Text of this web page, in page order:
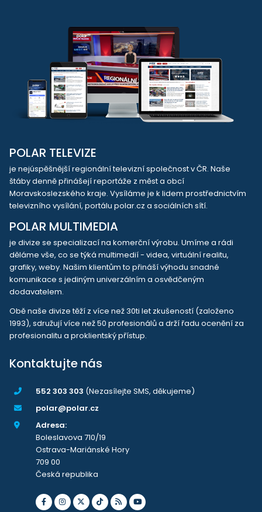
POLAR TELEVIZE
je nejúspěšnější regionální televizní společnost v ČR. Naše
štáby denně přinášejí reportáže z měst a obcí
Moravskoslezského kraje. Vysíláme je k lidem prostřednictvím
televizního vysílání, portálu polar.cz a sociálních sítí.
POLAR MULTIMEDIA
je divize se specializací na komerční výrobu. Umíme a rádi
děláme vše, co se týká multimedií - videa, virtuální realitu,
grafiky, weby. Našim klientům to přináší výhodu snadné
komunikace s jediným univerzálním a osvědčeným
dodavatelem.
Obě naše divize těží z více než 30ti let zkušeností (založeno
1993), sdružují více než 50 profesionálů a drží řadu ocenění za
profesionalitu a proklientský přístup.
Kontaktujte nás
552 303 303 (Nezasílejte SMS, děkujeme)
polar@polar.cz
Adresa:
Boleslavova 710/19
Ostrava-Mariánské Hory
709 00
Česká republika